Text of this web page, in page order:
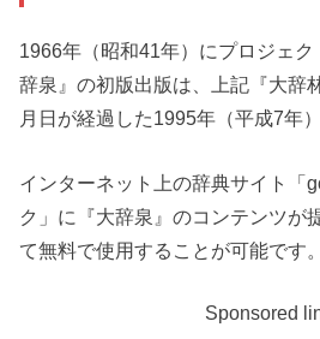
1966年（昭和41年）にプロジェ
辞泉』の初版出版は、上記『大辞
月日が経過した1995年（平成7年）
インターネット上の辞典サイト「
ク」に『大辞泉』のコンテンツが
て無料で使用することが可能です。
Sponsored